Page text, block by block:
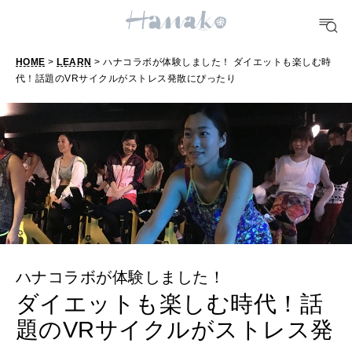
TRAVEL
どこ行く？
FORTUNE
明日のわたし
[12星座別] Weekly Holoscope
[12星座別] Monthly Love Holoscope
女神まり愛のタロットメッセージ
HEALTH
自分にやさしく
LEARN
MAMA
ママもいろいろ
HOME > LEARN > ハナコラボが体験しました！ ダイエットも楽しむ時
代！話題のVRサイクルがストレス発散にぴったり
ハナコラボが体験しました！
ダイエットも楽しむ時代！話
題のVRサイクルがストレス発